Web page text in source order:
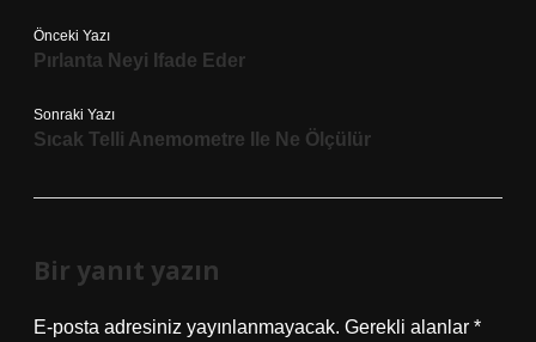
Önceki Yazı
Pırlanta Neyi Ifade Eder
Sonraki Yazı
Sıcak Telli Anemometre Ile Ne Ölçülür
Bir yanıt yazın
E-posta adresiniz yayınlanmayacak. Gerekli alanlar *